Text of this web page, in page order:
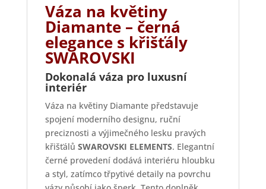
Váza na květiny
Diamante – černá
elegance s křišťály
SWAROVSKI
Dokonalá váza pro luxusní
interiér
Váza na květiny Diamante představuje
spojení moderního designu, ruční
preciznosti a výjimečného lesku pravých
křišťálů SWAROVSKI ELEMENTS. Elegantní
černé provedení dodává interiéru hloubku
a styl, zatímco třpytivé detaily na povrchu